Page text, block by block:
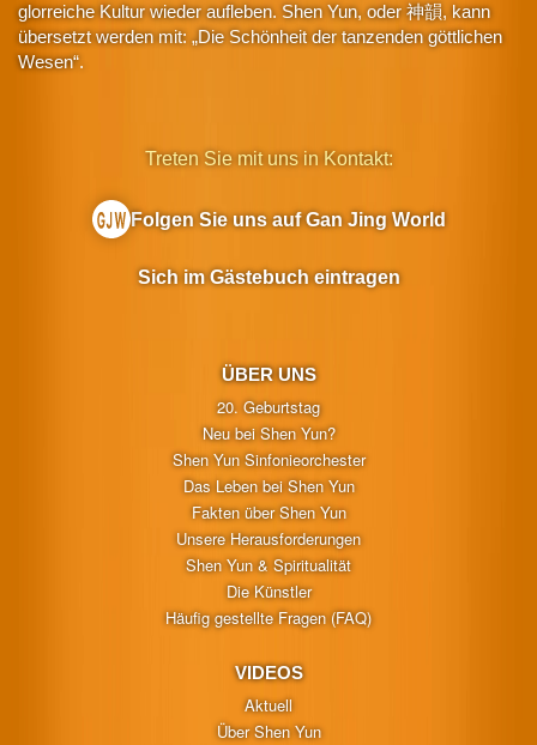
glorreiche Kultur wieder aufleben. Shen Yun, oder 神韻, kann
übersetzt werden mit: „Die Schönheit der tanzenden göttlichen
Wesen“.
ÜBER UNS
20. Geburtstag
Neu bei Shen Yun?
Shen Yun Sinfonieorchester
Das Leben bei Shen Yun
Fakten über Shen Yun
Unsere Herausforderungen
Shen Yun & Spiritualität
Die Künstler
Häufig gestellte Fragen (FAQ)
VIDEOS
Aktuell
Über Shen Yun
Treten Sie mit uns in Kontakt:
Folgen Sie uns auf Gan Jing World
Sich im Gästebuch eintragen